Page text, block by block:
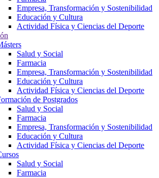
Empresa, Transformación y Sostenibilidad
Educación y Cultura
Actividad Física y Ciencias del Deporte
Salud y Social
Farmacia
Empresa, Transformación y Sostenibilidad
Educación y Cultura
Actividad Física y Ciencias del Deporte
de Postgrados
Salud y Social
Farmacia
Empresa, Transformación y Sostenibilidad
Educación y Cultura
Actividad Física y Ciencias del Deporte
Salud y Social
Farmacia